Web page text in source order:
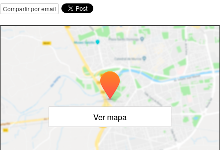
Compartir por email
Ver mapa